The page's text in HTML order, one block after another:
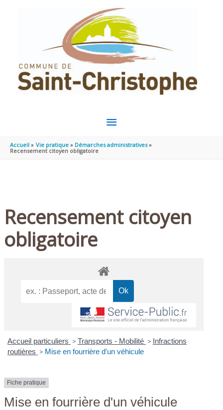
MENU
PRINCIPAL
Accueil Vie pratique
Démarches administratives
Recensement citoyen obligatoire
Recensement citoyen
obligatoire
Accueil particuliers > Transports - Mobilité > Infractions
routières > Mise en fourrière d'un véhicule
Fiche pratique
Mise en fourrière d'un véhicule